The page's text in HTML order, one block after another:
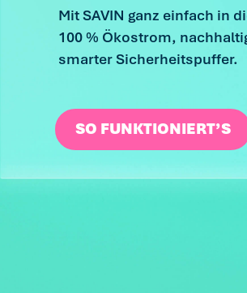
Mit SAVIN ganz einfach in
100 % Ökostrom,
smarter Sicherheitspuffer.
SO FUNKTIONIERT’S